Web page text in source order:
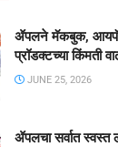
ॲपलने मॅकबुक,
प्रॉडक्टच्या किंमती
JUNE 25, 2026
ॲपलचा सर्वात